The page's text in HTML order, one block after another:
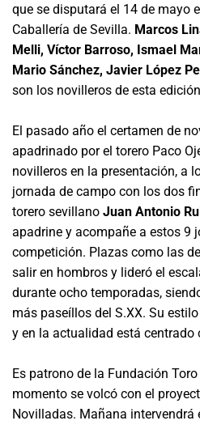
que se disputará el 14 de mayo
Caballería de Sevilla. Marcos
Melli, Víctor Barroso, Ismael
Mario Sánchez, Javier López
son los novilleros de esta
El pasado año el certamen de
apadrinado por el torero Paco
novilleros en la presentación, a
jornada de campo con los dos
torero sevillano Juan Antonio
apadrine y acompañe a estos 9
competición. Plazas como las
salir en hombros y lideró el
durante ocho temporadas,
más paseíllos del S.XX. Su
y en la actualidad está centrado
Es patrono de la Fundación
momento se volcó con el
Novilladas. Mañana intervendrá